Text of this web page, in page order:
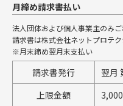
月締め請求書払い
法人団体および個人事業主のみご
請求書は株式会社ネットプロテク
※月末締め翌月末支払い
請求書発行
翌月
上限金額